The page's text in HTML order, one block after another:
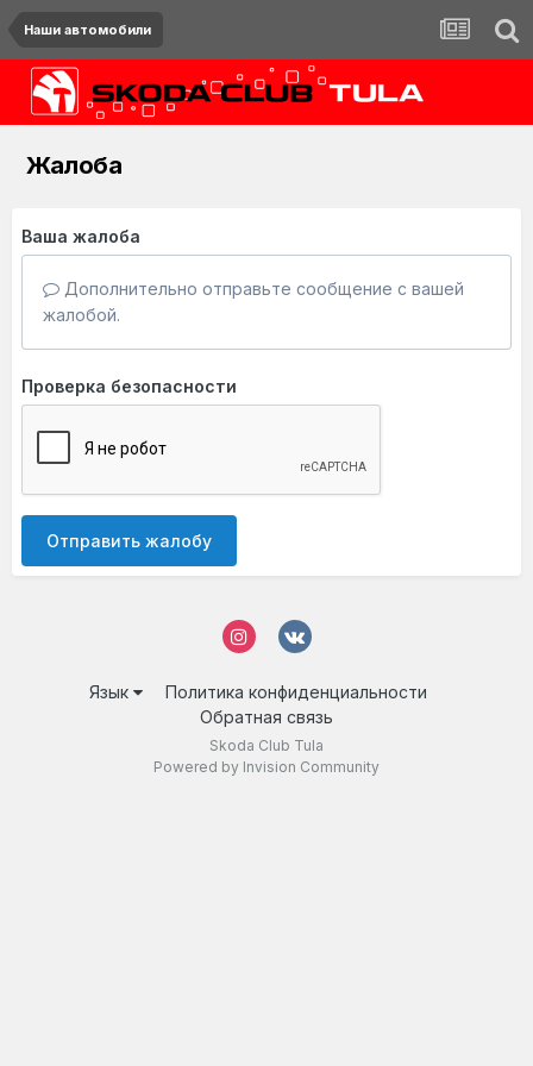
Наши автомобили
Жалоба
Ваша жалоба
Дополнительно отправьте сообщение с вашей
жалобой.
Проверка безопасности
Отправить жалобу
Язык
Политика конфиденциальности
Обратная связь
Skoda Club Tula
Powered by Invision Community